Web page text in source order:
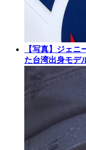
【写真】ジェ
た台湾出身モデ